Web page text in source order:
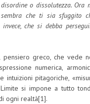
o dissolutezza. Ora
che ti sia sfuggito
che si debba
greco, che vede
numerica,
intuizioni pitagoriche,
si impone a tutto
ogni realtà[1].